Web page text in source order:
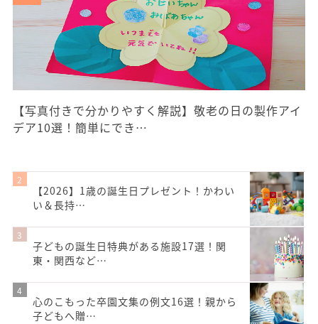
【写真付きで分かりやすく解説】敬老の日の製作アイ
デア10選！簡単にでき…
【2026】1歳の誕生日プレゼント！かわい
い＆長持…
子どもの誕生日特典がある施設17選！関
東・関西など…
心のこもった卒園文集の例文16選！親から
子どもへ贈…